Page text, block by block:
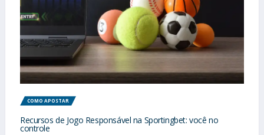
COMO APOSTAR
Recursos de Jogo Responsável na Sportingbet: você no
controle